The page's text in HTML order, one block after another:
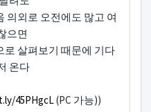
의외로 오전에도 많고 여
으면
로 살펴보기 때문에 기다
온다
45PHgcL(PC 가능))